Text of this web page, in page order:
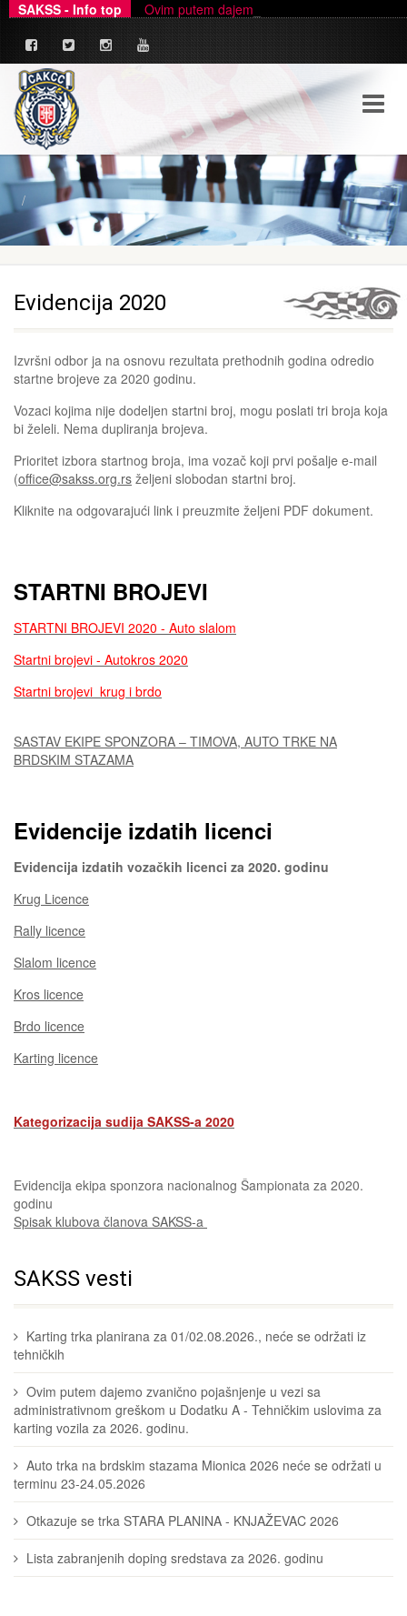
SAKSS - Info top Ovim putem dajemo zvanično pojašnjenje u
Evidencija 2020
Izvršni odbor ja na osnovu rezultata prethodnih godina odredio
startne brojeve za 2020 godinu.
Vozaci kojima nije dodeljen startni broj, mogu poslati tri broja koja
bi želeli. Nema dupliranja brojeva.
Prioritet izbora startnog broja, ima vozač koji prvi pošalje e-mail
(office@sakss.org.rs željeni slobodan startni broj.
Kliknite na odgovarajući link i preuzmite željeni PDF dokument.
STARTNI BROJEVI
STARTNI BROJEVI 2020 - Auto slalom
Startni brojevi - Autokros 2020
Startni brojevi krug i brdo
SASTAV EKIPE SPONZORA – TIMOVA, AUTO TRKE NA
BRDSKIM STAZAMA
Evidencije izdatih licenci
Evidencija izdatih vozačkih licenci za 2020. godinu
Krug Licence
Rally licence
Slalom licence
Kros licence
Brdo licence
Karting licence
Kategorizacija sudija SAKSS-a 2020
Evidencija ekipa sponzora nacionalnog Šampionata za 2020.
godinu
Spisak klubova članova SAKSS-a
SAKSS vesti
Karting trka planirana za 01/02.08.2026., neće se održati iz
tehničkih
Ovim putem dajemo zvanično pojašnjenje u vezi sa
administrativnom greškom u Dodatku A - Tehničkim uslovima za
karting vozila za 2026. godinu.
Auto trka na brdskim stazama Mionica 2026 neće se održati u
terminu 23-24.05.2026
Otkazuje se trka STARA PLANINA - KNJAŽEVAC 2026
Lista zabranjenih doping sredstava za 2026. godinu